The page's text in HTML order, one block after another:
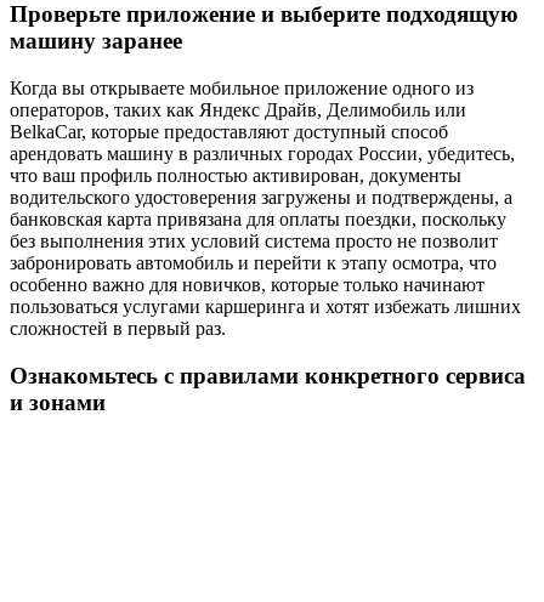
Проверьте приложение и выберите подходящую
машину заранее
Когда вы открываете мобильное приложение одного из
операторов, таких как Яндекс Драйв, Делимобиль или
BelkaCar, которые предоставляют доступный способ
арендовать машину в различных городах России, убедитесь,
что ваш профиль полностью активирован, документы
водительского удостоверения загружены и подтверждены, а
банковская карта привязана для оплаты поездки, поскольку
без выполнения этих условий система просто не позволит
забронировать автомобиль и перейти к этапу осмотра, что
особенно важно для новичков, которые только начинают
пользоваться услугами каршеринга и хотят избежать лишних
сложностей в первый раз.
Ознакомьтесь с правилами конкретного сервиса
и зонами